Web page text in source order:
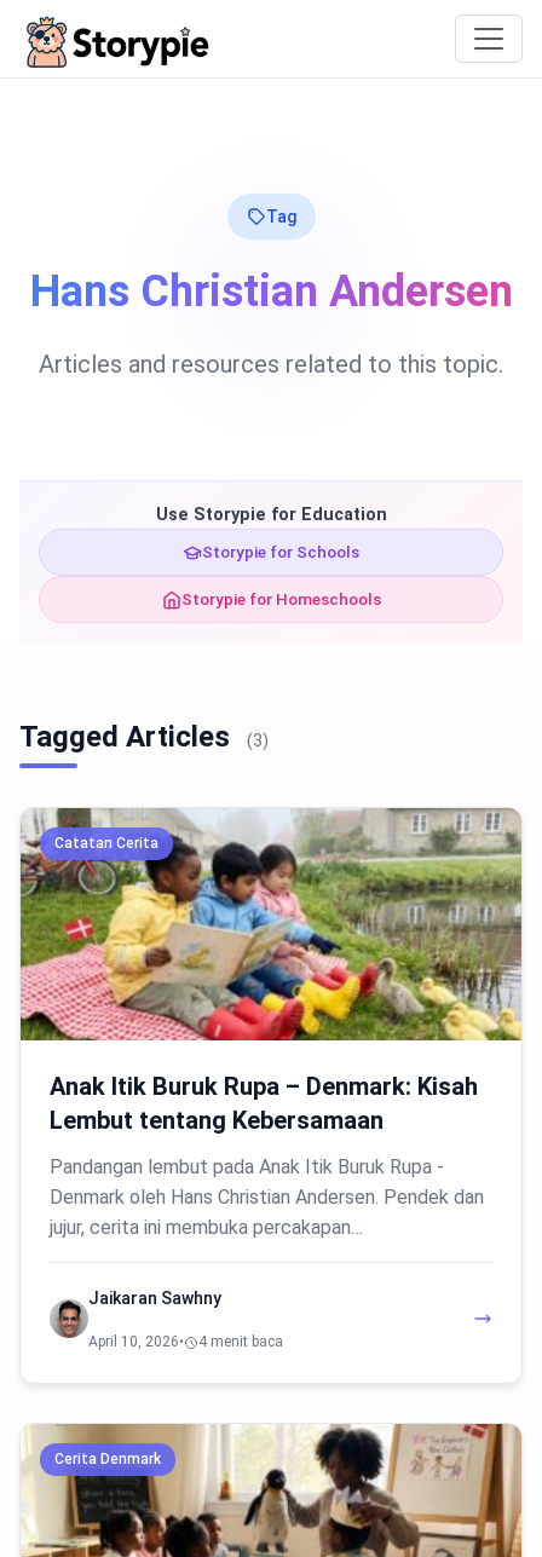
Tag
Hans Christian Andersen
Articles and resources related to this topic.
Use Storypie for Education
Storypie for Schools
Storypie for Homeschools
Tagged Articles (3)
Catatan Cerita
Anak Itik Buruk Rupa – Denmark: Kisah
Lembut tentang Kebersamaan
Pandangan lembut pada Anak Itik Buruk Rupa -
Denmark oleh Hans Christian Andersen. Pendek dan
jujur, cerita ini membuka percakapan…
Jaikaran Sawhny
April 10, 2026• 4 menit baca
Cerita Denmark